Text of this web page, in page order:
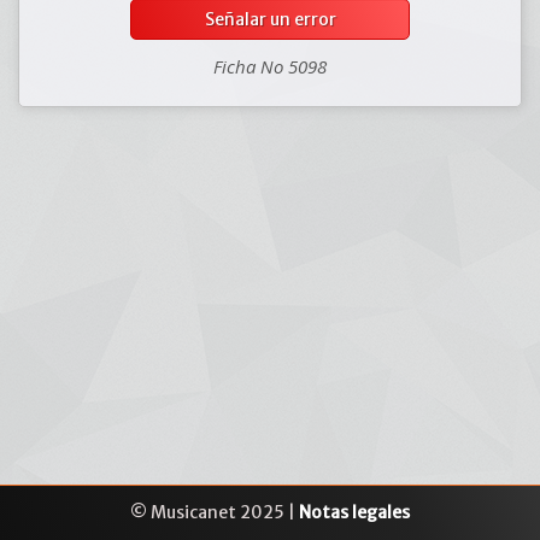
Señalar un error
Ficha No 5098
© Musicanet 2025 | Notas legales